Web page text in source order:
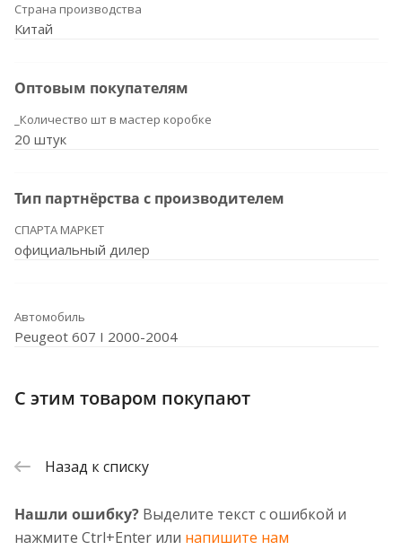
Страна производства
Китай
Оптовым покупателям
_Количество шт в мастер коробке
20 штук
Тип партнёрства с производителем
СПАРТА МАРКЕТ
официальный дилер
Автомобиль
Peugeot 607 I 2000-2004
С этим товаром покупают
Назад к списку
Нашли ошибку? Выделите текст с ошибкой и
нажмите Ctrl+Enter или напишите нам